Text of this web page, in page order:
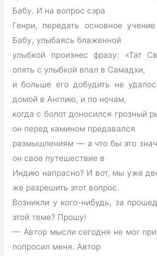
Бабу. И на вопрос сэра
Генри, передать основное
Бабу, улыбаясь блаженной
улыбкой произнес фразу: «Тат
опять с улыбкой впал в Самадхи,
и больше его добудить не
домой в Англию, и по ночам,
когда с болот доносился грозный
он перед камином предавался
размышлениям — а что бы это
он свое путешествие в
Индию напрасно? И вот, мы уже
же разрешить этот вопрос.
Возникли у кого-нибудь, за
этой теме? Прошу!
— Автор мысли сегодня не мог
попросил меня. Автор